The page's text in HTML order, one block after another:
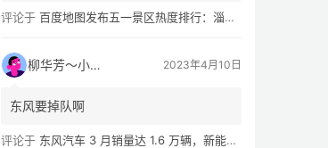
评论于 百度地图发布五一景区热度排行：淄博八大局早市，遥遥领先
柳华芳～小芳侠 2023年4月10日
东风要掉队啊
评论于 东风汽车 3 月销量达 1.6 万辆，新能源汽车 Q1 累计销量同比下滑 54.02%